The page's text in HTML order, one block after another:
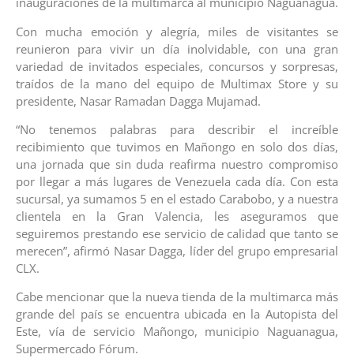
Con mucha emoción y alegría, miles de visitantes se
reunieron para vivir un día inolvidable, con una gran
variedad de invitados especiales, concursos y sorpresas,
traídos de la mano del equipo de Multimax Store y su
presidente, Nasar Ramadan Dagga Mujamad.
“No tenemos palabras para describir el increíble
recibimiento que tuvimos en Mañongo en solo dos días,
una jornada que sin duda reafirma nuestro compromiso
por llegar a más lugares de Venezuela cada día. Con esta
sucursal, ya sumamos 5 en el estado Carabobo, y a nuestra
clientela en la Gran Valencia, les aseguramos que
seguiremos prestando ese servicio de calidad que tanto se
merecen”, afirmó Nasar Dagga, líder del grupo empresarial
CLX.
Cabe mencionar que la nueva tienda de la multimarca más
grande del país se encuentra ubicada en la Autopista del
Este, vía de servicio Mañongo, municipio Naguanagua,
Supermercado Fórum.